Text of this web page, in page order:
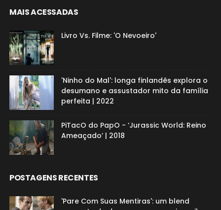
MAIS ACESSADAS
Livro Vs. Filme: 'O Nevoeiro'
'Ninho do Mal': longa finlandês explora o
desumano e assustador mito da família
perfeita | 2022
PiTacO do PapO - ‘Jurassic World: Reino
Ameaçado’ | 2018
POSTAGENS RECENTES
'Pare Com Suas Mentiras': um blend